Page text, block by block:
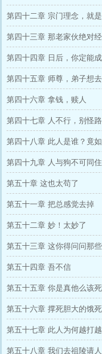
第四十二章 宗门理念，就
第四十三章 那老家伙绝对
第四十四章 日后，你定能
第四十五章 师尊，弟子想
第四十六章 拿钱，赎人
第四十七章 人不行，别怪
第四十八章 此人是谁？竟
第四十九章 人与狗不可同
第五十章 这也太苟了
第五十一章 把总感觉去掉
第五十二章 妙！太妙了
第五十三章 这你得问问那
第五十四章 吾不信
第五十五章 你是真他么该
第五十六章 撑死胆大的饿
第五十七章 此人为何越打
第五十八章 我们去祖陵请人